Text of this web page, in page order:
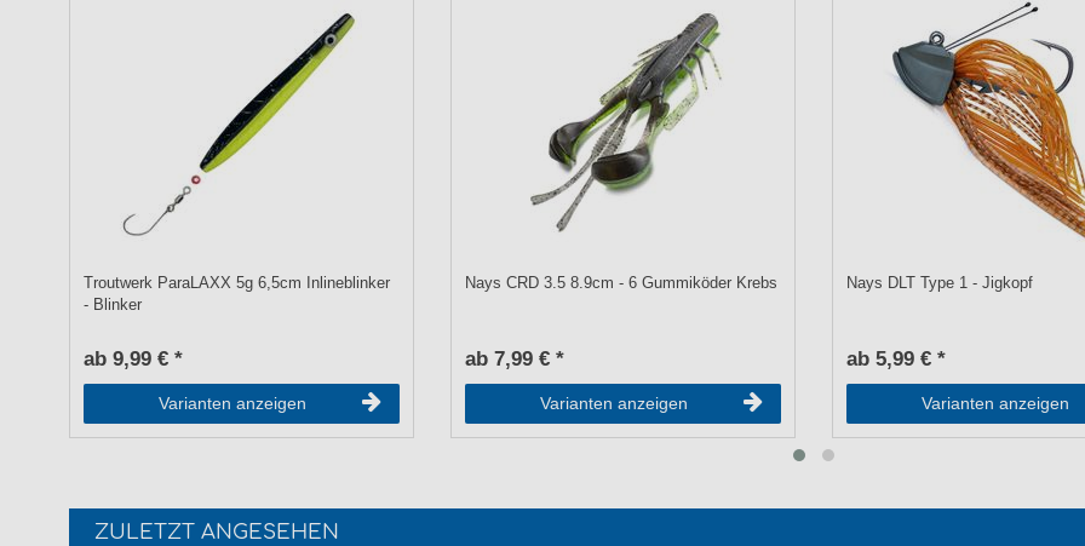
Troutwerk ParaLAXX 5g 6,5cm Inlineblinker
- Blinker
ab 9,99 € *
Varianten anzeigen
Nays CRD 3.5 8.9cm - 6 Gummiköder Krebs
ab 7,99 € *
Varianten anzeigen
Nays DLT Type 1 - Jigkopf
ab 5,99 € *
Varianten anzeigen
ZULETZT ANGESEHEN